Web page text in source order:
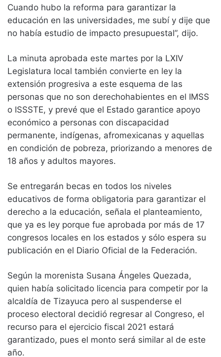
Cuando hubo la reforma para garantizar la
educación en las universidades, me subí y dije que
no había estudio de impacto presupuestal”, dijo.
La minuta aprobada este martes por la LXIV
Legislatura local también convierte en ley la
extensión progresiva a este esquema de las
personas que no son derechohabientes en el IMSS
o ISSSTE, y prevé que el Estado garantice apoyo
económico a personas con discapacidad
permanente, indígenas, afromexicanas y aquellas
en condición de pobreza, priorizando a menores de
18 años y adultos mayores.
Se entregarán becas en todos los niveles
educativos de forma obligatoria para garantizar el
derecho a la educación, señala el planteamiento,
que ya es ley porque fue aprobada por más de 17
congresos locales en los estados y sólo espera su
publicación en el Diario Oficial de la Federación.
Según la morenista Susana Ángeles Quezada,
quien había solicitado licencia para competir por la
alcaldía de Tizayuca pero al suspenderse el
proceso electoral decidió regresar al Congreso, el
recurso para el ejercicio fiscal 2021 estará
garantizado, pues el monto será similar al de este
año.